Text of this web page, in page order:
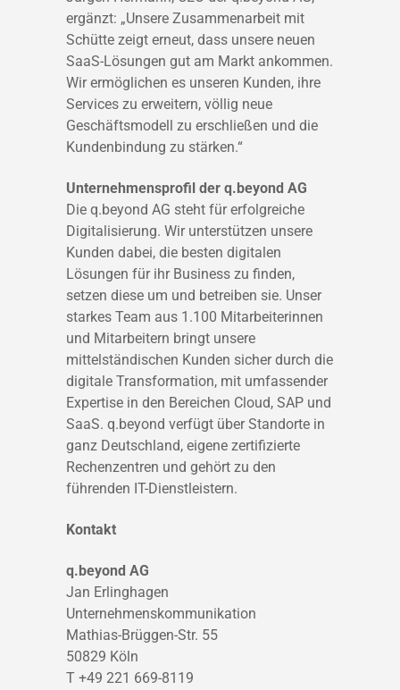
ergänzt: „Unsere Zusammenarbeit mit
Schütte zeigt erneut, dass unsere neuen
SaaS-Lösungen gut am Markt ankommen.
Wir ermöglichen es unseren Kunden, ihre
Services zu erweitern, völlig neue
Geschäftsmodell zu erschließen und die
Kundenbindung zu stärken.“
Unternehmensprofil der q.beyond AG
Die q.beyond AG steht für erfolgreiche
Digitalisierung. Wir unterstützen unsere
Kunden dabei, die besten digitalen
Lösungen für ihr Business zu finden,
setzen diese um und betreiben sie. Unser
starkes Team aus 1.100 Mitarbeiterinnen
und Mitarbeitern bringt unsere
mittelständischen Kunden sicher durch die
digitale Transformation, mit umfassender
Expertise in den Bereichen Cloud, SAP und
SaaS. q.beyond verfügt über Standorte in
ganz Deutschland, eigene zertifizierte
Rechenzentren und gehört zu den
führenden IT-Dienstleistern.
Kontakt
q.beyond AG
Jan Erlinghagen
Unternehmenskommunikation
Mathias-Brüggen-Str. 55
50829 Köln
T +49 221 669-8119